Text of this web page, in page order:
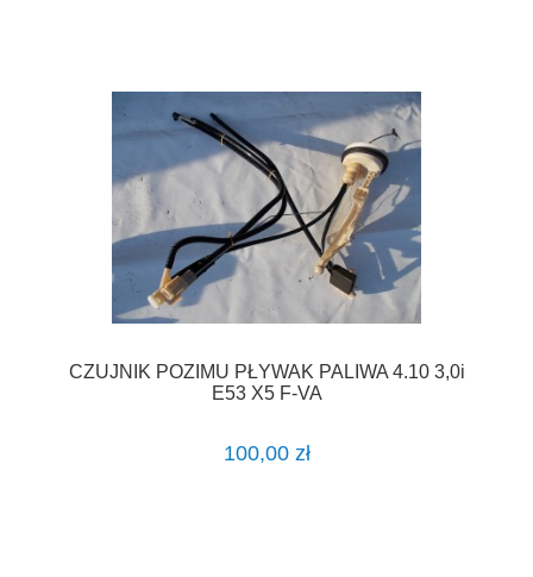
CZUJNIK POZIMU PŁYWAK PALIWA 4.10 3,0i
E53 X5 F-VA
100,00 zł